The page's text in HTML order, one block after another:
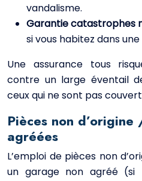
vandalisme.
Garantie catastrophes
si vous habitez dans
Une assurance tous
contre un large éventail
ceux qui ne sont pas
Pièces non
agréées
L’emploi de pièces non
un garage non agréé (si